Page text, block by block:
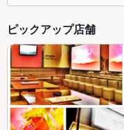
ピックアップ店舗